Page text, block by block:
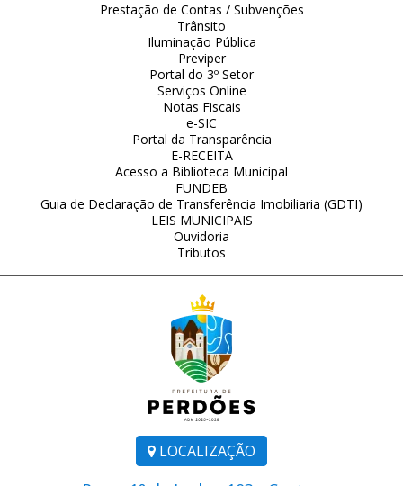
LOCALIZAÇÃO
Prestação de Contas / Subvenções
Trânsito
Iluminação Pública
Previper
Portal do 3º Setor
Serviços Online
Notas Fiscais
e-SIC
Portal da Transparência
E-RECEITA
Acesso a Biblioteca Municipal
FUNDEB
Guia de Declaração de Transferência Imobiliaria (GDTI)
LEIS MUNICIPAIS
Ouvidoria
Tributos